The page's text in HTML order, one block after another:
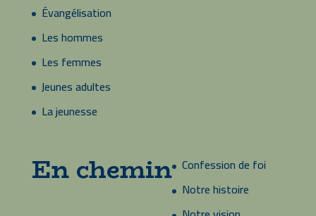
Évangélisation
Les hommes
Les femmes
Jeunes adultes
La jeunesse
En chemin Confession de foi
Notre histoire